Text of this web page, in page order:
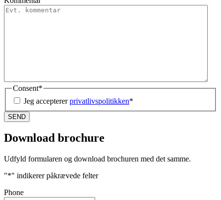
Consent*
Jeg acceptererprivatlivspolitikken*
Download brochure
Udfyld formularen og download brochuren med det samme.
"*" indikerer påkrævede felter
Phone